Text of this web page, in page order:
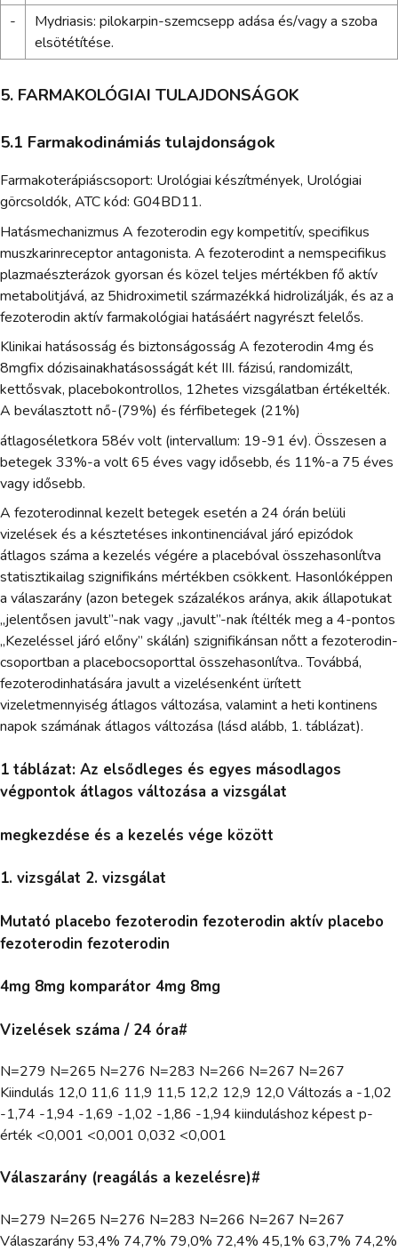
-
Mydriasis: pilokarpin-szemcsepp adása és/vagy a szoba
elsötétítése.
5. FARMAKOLÓGIAI TULAJDONSÁGOK
5.1 Farmakodinámiás tulajdonságok
Farmakoterápiáscsoport: Urológiai készítmények, Urológiai
görcsoldók, ATC kód: G04BD11.
Hatásmechanizmus A fezoterodin egy kompetitív, specifikus
muszkarinreceptor antagonista. A fezoterodint a nemspecifikus
plazmaészterázok gyorsan és közel teljes mértékben fő aktív
metabolitjává, az 5hidroximetil származékká hidrolizálják, és az a
fezoterodin aktív farmakológiai hatásáért nagyrészt felelős.
Klinikai hatásosság és biztonságosság A fezoterodin 4mg és
8mgfix dózisainakhatásosságát két III. fázisú, randomizált,
kettősvak, placebokontrollos, 12hetes vizsgálatban értékelték.
A beválasztott nő-(79%) és férfibetegek (21%)
átlagoséletkora 58év volt (intervallum: 19-91 év). Összesen a
betegek 33%-a volt 65 éves vagy idősebb, és 11%-a 75 éves
vagy idősebb.
A fezoterodinnal kezelt betegek esetén a 24 órán belüli
vizelések és a késztetéses inkontinenciával járó epizódok
átlagos száma a kezelés végére a placebóval összehasonlítva
statisztikailag szignifikáns mértékben csökkent. Hasonlóképpen
a válaszarány (azon betegek százalékos aránya, akik állapotukat
„jelentősen javult”-nak vagy „javult”-nak ítélték meg a 4-pontos
„Kezeléssel járó előny” skálán) szignifikánsan nőtt a fezoterodin-
csoportban a placebocsoporttal összehasonlítva.. Továbbá,
fezoterodinhatására javult a vizelésenként ürített
vizeletmennyiség átlagos változása, valamint a heti kontinens
napok számának átlagos változása (lásd alább, 1. táblázat).
1 táblázat: Az elsődleges és egyes másodlagos
végpontok átlagos változása a vizsgálat
megkezdése és a kezelés vége között
1. vizsgálat 2. vizsgálat
Mutató placebo fezoterodin fezoterodin aktív placebo
fezoterodin fezoterodin
4mg 8mg komparátor 4mg 8mg
Vizelések száma / 24 óra#
N=279 N=265 N=276 N=283 N=266 N=267 N=267
Kiindulás 12,0 11,6 11,9 11,5 12,2 12,9 12,0 Változás a -1,02
-1,74 -1,94 -1,69 -1,02 -1,86 -1,94 kiinduláshoz képest p-
érték <0,001 <0,001 0,032 <0,001
Válaszarány (reagálás a kezelésre)#
N=279 N=265 N=276 N=283 N=266 N=267 N=267
Válaszarány 53,4% 74,7% 79,0% 72,4% 45,1% 63,7% 74,2%